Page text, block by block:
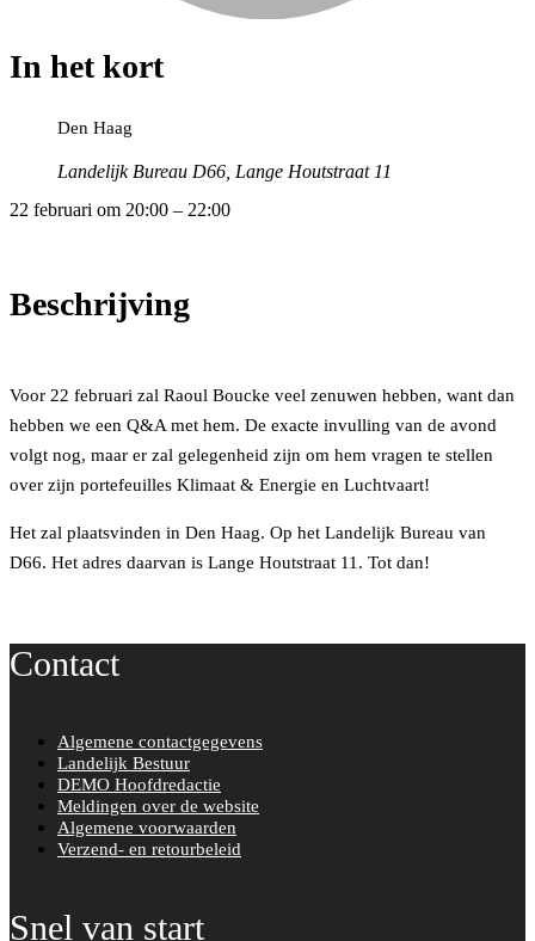
In het kort
Den Haag
Landelijk Bureau D66, Lange Houtstraat 11
22 februari om 20:00 – 22:00
Beschrijving
Voor 22 februari zal Raoul Boucke veel zenuwen hebben, want dan
hebben we een Q&A met hem. De exacte invulling van de avond
volgt nog, maar er zal gelegenheid zijn om hem vragen te stellen
over zijn portefeuilles Klimaat & Energie en Luchtvaart!
Het zal plaatsvinden in Den Haag. Op het Landelijk Bureau van
D66. Het adres daarvan is Lange Houtstraat 11. Tot dan!
Contact
Algemene contactgegevens
Landelijk Bestuur
DEMO Hoofdredactie
Meldingen over de website
Algemene voorwaarden
Verzend- en retourbeleid
Snel van start